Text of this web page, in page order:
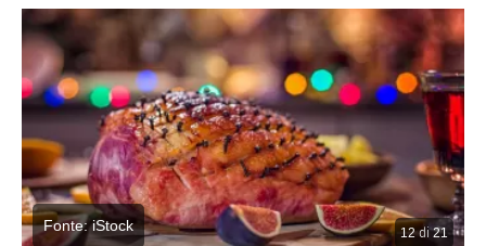
12di21
Fonte: iStock